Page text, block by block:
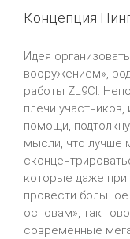
Концепция
Идея
вооружением»,
работы ZL9CI.
плечи
помощи,
мысли, что лучше
которые даже
провести
основам», так
современные